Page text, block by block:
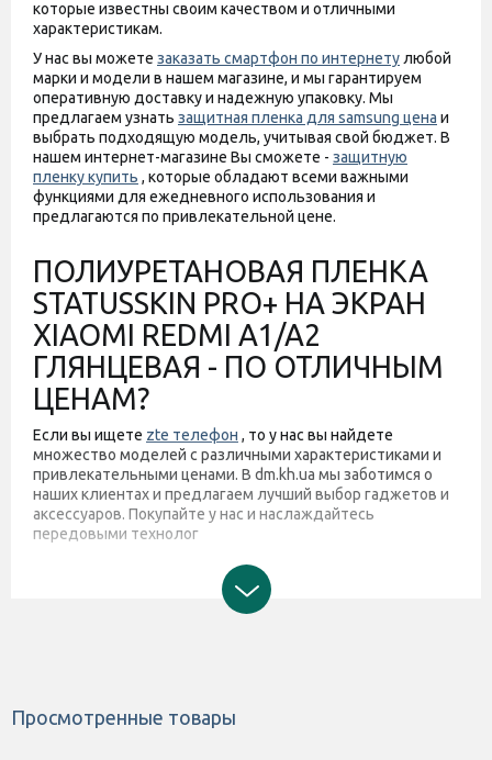
которые известны своим качеством и отличными
характеристикам.
У нас вы можете заказать смартфон по интернету любой
марки и модели в нашем магазине, и мы гарантируем
оперативную доставку и надежную упаковку. Мы
предлагаем узнать защитная пленка для samsung цена и
выбрать подходящую модель, учитывая свой бюджет. В
нашем интернет-магазине Вы сможете - защитную
пленку купить , которые обладают всеми важными
функциями для ежедневного использования и
предлагаются по привлекательной цене.
ПОЛИУРЕТАНОВАЯ ПЛЕНКА
STATUSSKIN PRO+ НА ЭКРАН
XIAOMI REDMI A1/A2
ГЛЯНЦЕВАЯ - ПО ОТЛИЧНЫМ
ЦЕНАМ?
Если вы ищете zte телефон , то у нас вы найдете
множество моделей с различными характеристиками и
привлекательными ценами. В dm.kh.ua мы заботимся о
наших клиентах и предлагаем лучший выбор гаджетов и
аксессуаров. Покупайте у нас и наслаждайтесь
передовыми технолог
Просмотренные товары